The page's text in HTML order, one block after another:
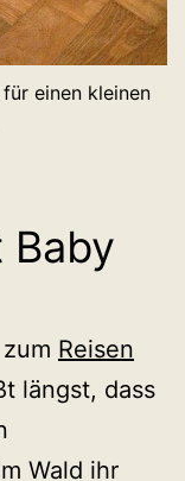
einen kleinen
Baby
Reisen
längst, dass
Wald ihr